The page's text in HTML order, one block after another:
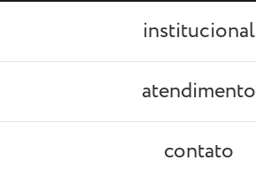
institucional
atendimento
contato